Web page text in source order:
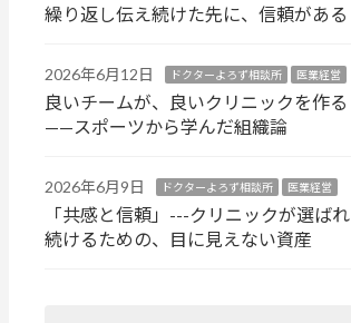
繰り返し伝え続けた先に、信頼がある
2026年6月12日 ドクターよろず相談所 医業経営
良いチームが、良いクリニックを作る
——スポーツから学んだ組織論
2026年6月9日 ドクターよろず相談所 医業経営
「共感と信頼」---クリニックが選ばれ
続けるための、目に見えない資産